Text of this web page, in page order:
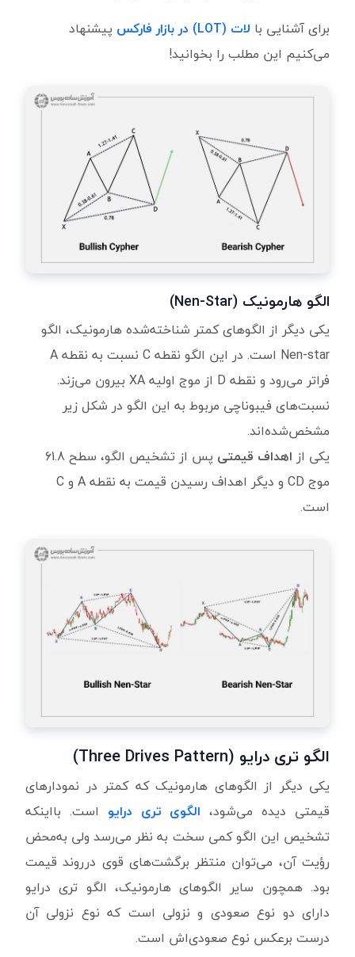
برای آشنایی با لات (LOT) در بازار فارکس
پیشنهاد
می‌کنیم این مطلب را بخوانید!
الگو هارمونیک (Nen-Star)
یکی دیگر از الگوهای کمتر شناخته‌شده هارمونیک، الگو
Nen-star است. در این الگو نقطه C نسبت به نقطه A
فراتر می‌رود و نقطه D از موج اولیه XA بیرون می‌زند.
نسبت‌های فیبوناچی مربوط به این الگو در شکل زیر
مشخص‌شده‌اند.
یکی از اهداف قیمتی
پس از تشخیص الگو، سطح 61.8
موج CD و دیگر اهداف رسیدن قیمت به نقطه A و C
است.
الگو تری درایو (Three Drives Pattern)
یکی دیگر از الگوهای هارمونیک که کمتر در نمودارهای
قیمتی دیده می‌شود، الگوی تری درایو است. بااینکه
تشخیص این الگو کمی سخت به نظر می‌رسد ولی به‌محض
رؤیت آن، می‌توان منتظر برگشت‌های قوی درروند قیمت
بود. همچون سایر الگوهای هارمونیک، الگو تری درایو
دارای دو نوع صعودی و نزولی است که نوع نزولی آن
درست برعکس نوع صعودی‌اش است.